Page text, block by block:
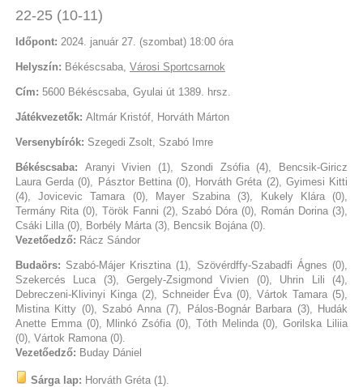
22-25 (10-11)
Időpont: 2024. január 27. (szombat) 18:00 óra
Helyszín: Békéscsaba, Városi Sportcsarnok
Cím: 5600 Békéscsaba, Gyulai út 1389. hrsz.
Játékvezetők: Altmár Kristóf, Horváth Márton
Versenybírók: Szegedi Zsolt, Szabó Imre
Békéscsaba: Aranyi Vivien (1), Szondi Zsófia (4), Bencsik-Giricz
Laura Gerda (0), Pásztor Bettina (0), Horváth Gréta (2), Gyimesi Kitti
(4), Jovicevic Tamara (0), Mayer Szabina (3), Kukely Klára (0),
Termány Rita (0), Török Fanni (2), Szabó Dóra (0), Román Dorina (3),
Csáki Lilla (0), Borbély Márta (3), Bencsik Bojána (0).
Vezetőedző: Rácz Sándor
Budaörs: Szabó-Májer Krisztina (1), Szövérdffy-Szabadfi Ágnes (0),
Szekercés Luca (3), Gergely-Zsigmond Vivien (0), Uhrin Lili (4),
Debreczeni-Klivinyi Kinga (2), Schneider Éva (0), Vártok Tamara (5),
Mistina Kitty (0), Szabó Anna (7), Pálos-Bognár Barbara (3), Hudák
Anette Emma (0), Mlinkó Zsófia (0), Tóth Melinda (0), Gorilska Liliia
(0), Vártok Ramona (0).
Vezetőedző: Buday Dániel
Sárga lap: Horváth Gréta (1).